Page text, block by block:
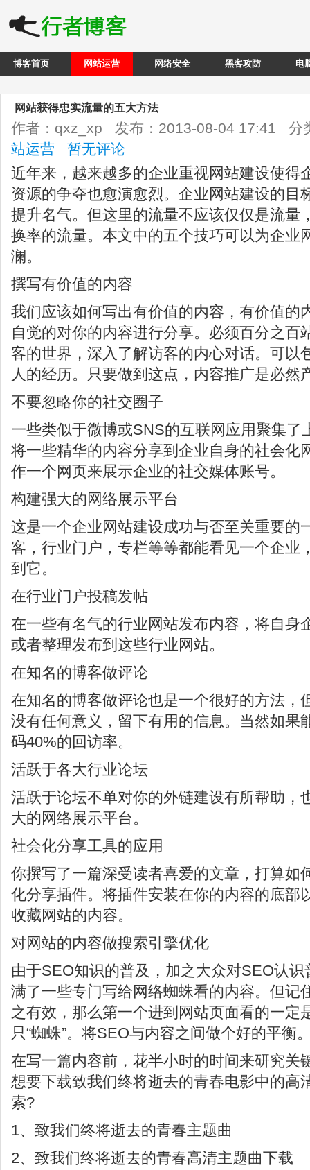
博客首页 网站运营 网络安全 黑客攻防 电
网站获得忠实流量的五大方法
作者：qxz_xp 发布：2013-08-04 17:41 分
站运营
暂无评论
近年来，越来越多的企业重视网站建设使得
资源的争夺也愈演愈烈。企业网站建设的目
提升名气。但这里的流量不应该仅仅是流量
换率的流量。本文中的五个技巧可以为企业
澜。
撰写有价值的内容
我们应该如何写出有价值的内容，有价值的
自觉的对你的内容进行分享。必须百分之百
客的世界，深入了解访客的内心对话。可以
人的经历。只要做到这点，内容推广是必然
不要忽略你的社交圈子
一些类似于微博或SNS的互联网应用聚集了
将一些精华的内容分享到企业自身的社会化
作一个网页来展示企业的社交媒体账号。
构建强大的网络展示平台
这是一个企业网站建设成功与否至关重要的
客，行业门户，专栏等等都能看见一个企业
到它。
在行业门户投稿发帖
在一些有名气的行业网站发布内容，将自身
或者整理发布到这些行业网站。
在知名的博客做评论
在知名的博客做评论也是一个很好的方法，
没有任何意义，留下有用的信息。当然如果
码40%的回访率。
活跃于各大行业论坛
活跃于论坛不单对你的外链建设有所帮助，
大的网络展示平台。
社会化分享工具的应用
你撰写了一篇深受读者喜爱的文章，打算
化分享插件。将插件安装在你的内容的底部
收藏网站的内容。
对网站的内容做搜索引擎优化
由于SEO知识的普及，加之大众对SEO认
满了一些专门写给网络蜘蛛看的内容。但记
之有效，那么第一个进到网站页面看的一定
只“蜘蛛”。将SEO与内容之间做个好的平衡
在写一篇内容前，花半小时的时间来研究关
想要下载致我们终将逝去的青春电影中的高
索?
1、致我们终将逝去的青春主题曲
2、致我们终将逝去的青春高清主题曲下载